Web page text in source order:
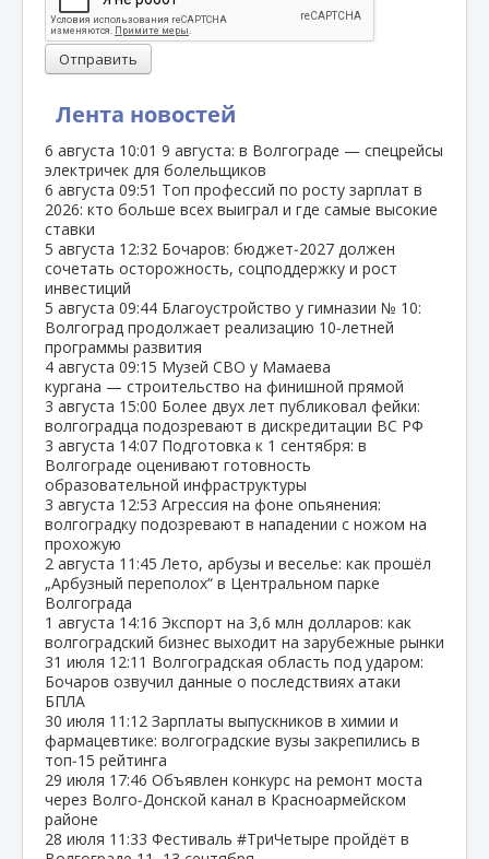
Лента новостей
6 августа 10:01 9 августа: в Волгограде — спецрейсы
электричек для болельщиков
6 августа 09:51 Топ профессий по росту зарплат в
2026: кто больше всех выиграл и где самые высокие
ставки
5 августа 12:32 Бочаров: бюджет‑2027 должен
сочетать осторожность, соцподдержку и рост
инвестиций
5 августа 09:44 Благоустройство у гимназии № 10:
Волгоград продолжает реализацию 10‑летней
программы развития
4 августа 09:15 Музей СВО у Мамаева
кургана — строительство на финишной прямой
3 августа 15:00 Более двух лет публиковал фейки:
волгоградца подозревают в дискредитации ВС РФ
3 августа 14:07 Подготовка к 1 сентября: в
Волгограде оценивают готовность
образовательной инфраструктуры
3 августа 12:53 Агрессия на фоне опьянения:
волгоградку подозревают в нападении с ножом на
прохожую
2 августа 11:45 Лето, арбузы и веселье: как прошёл
„Арбузный переполох“ в Центральном парке
Волгограда
1 августа 14:16 Экспорт на 3,6 млн долларов: как
волгоградский бизнес выходит на зарубежные рынки
31 июля 12:11 Волгоградская область под ударом:
Бочаров озвучил данные о последствиях атаки
БПЛА
30 июля 11:12 Зарплаты выпускников в химии и
фармацевтике: волгоградские вузы закрепились в
топ‑15 рейтинга
29 июля 17:46 Объявлен конкурс на ремонт моста
через Волго‑Донской канал в Красноармейском
районе
28 июля 11:33 Фестиваль #ТриЧетыре пройдёт в
Отправить